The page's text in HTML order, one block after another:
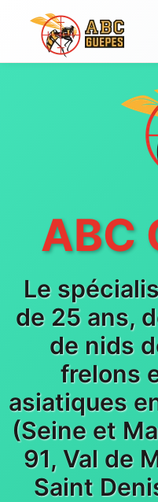
ABC
Le
de 25 ans,
de nids
frelons
asiatiques
(Seine et
91, Val de
Saint